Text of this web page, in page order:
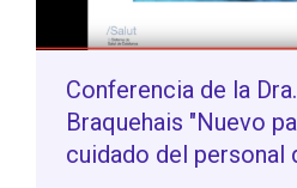
Conferencia de la
Braquehais "Nuevo
cuidado del personal